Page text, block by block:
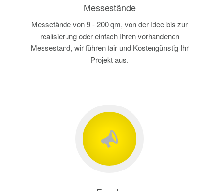
Messestände
Messetände von 9 - 200 qm, von der Idee bis zur
realisierung oder einfach Ihren vorhandenen
Messestand, wir führen fair und Kostengünstig Ihr
Projekt aus.